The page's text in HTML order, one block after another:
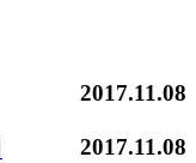
2017.11.08
2017.11.08